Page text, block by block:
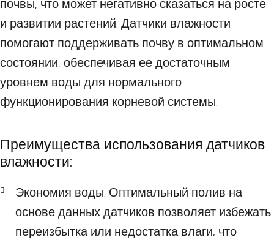
почвы, что может негативно сказаться на росте
и развитии растений. Датчики влажности
помогают поддерживать почву в оптимальном
состоянии, обеспечивая ее достаточным
уровнем воды для нормального
функционирования корневой системы.
Преимущества использования датчиков
влажности:
Экономия воды. Оптимальный полив на
основе данных датчиков позволяет избежать
переизбытка или недостатка влаги, что